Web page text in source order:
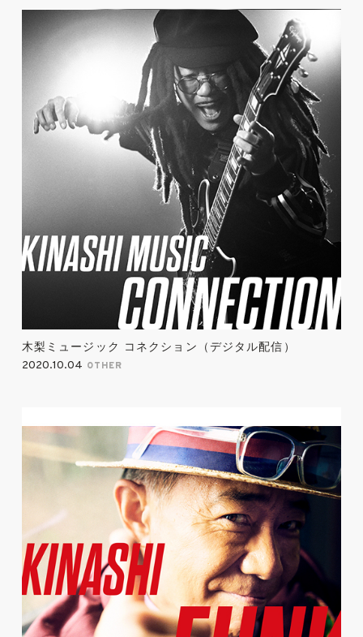
木梨ミュージック コネクション（デジタル配信）
2020.10.04 OTHER